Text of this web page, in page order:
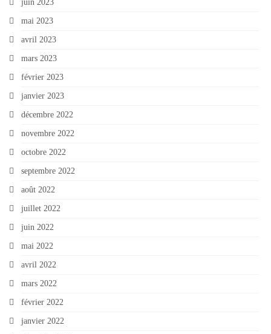
juin 2023
mai 2023
avril 2023
mars 2023
février 2023
janvier 2023
décembre 2022
novembre 2022
octobre 2022
septembre 2022
août 2022
juillet 2022
juin 2022
mai 2022
avril 2022
mars 2022
février 2022
janvier 2022